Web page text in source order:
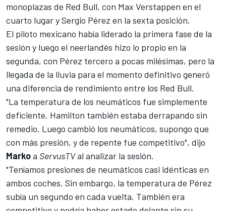
monoplazas de Red Bull, con Max Verstappen en el
cuarto lugar ySergio Pérez en la sexta posición.
El piloto mexicano había liderado la primera fase de la
sesión y luego el neerlandés hizo lo propio en la
segunda, con Pérez tercero a pocas milésimas, pero la
llegada de la lluvia para el momento definitivo generó
una diferencia de rendimiento entre los Red Bull.
"La temperatura de los neumáticos fue simplemente
deficiente. Hamilton también estaba derrapando sin
remedio. Luego cambió los neumáticos, supongo que
con más presión, y de repente fue competitivo", dijo
Markoa ServusTVal analizar la sesión.
"Teníamos presiones de neumáticos casi idénticas en
ambos coches. Sin embargo, la temperatura de Pérez
subía un segundo en cada vuelta. También era